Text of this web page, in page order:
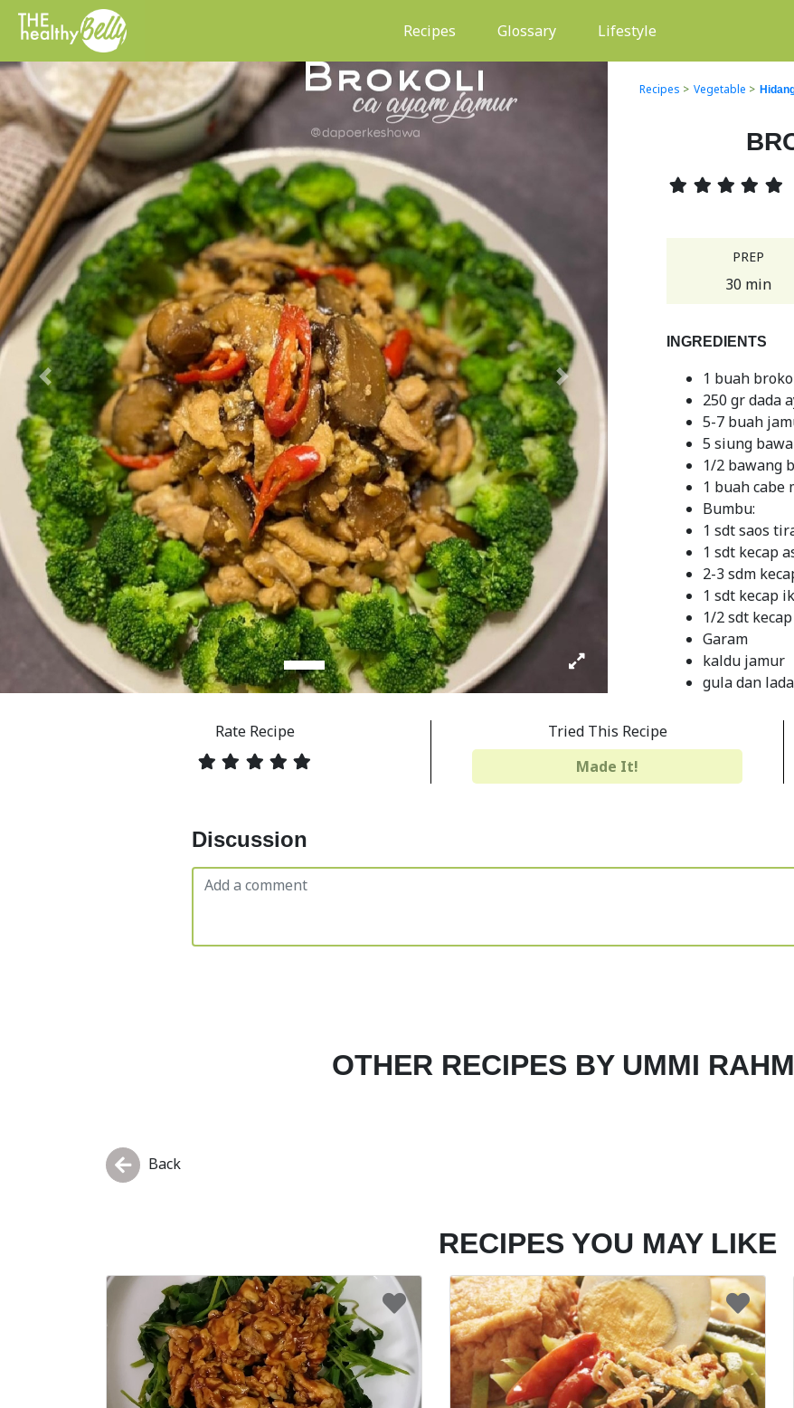
Recipes (current)Glossary Lifestyle
Previous Next
Recipes > Vegetable >
PREP
30 min
INGREDIENTS
1 buah
250 gr dada
5-7 buah
5 siung
1/2 bawang
1 buah cabe
Bumbu:
1 sdt saos
1 sdt kecap
2-3 sdm
1 sdt kecap
1/2 sdt
Garam
kaldu jamur
gula dan
1 sdm
Panaskan
harum.
Terakhir
Rate Recipe
Tried This Recipe
Made It!
Discussion
OTHER RECIPES BY UMMI
Back
RECIPES YOU MAY LIKE